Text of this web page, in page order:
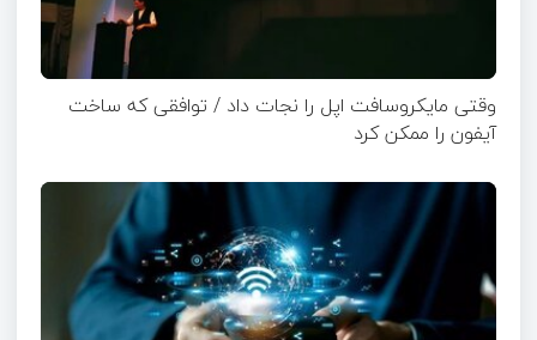
وقتی مایکروسافت اپل را نجات داد / توافقی که ساخت
آیفون را ممکن کرد